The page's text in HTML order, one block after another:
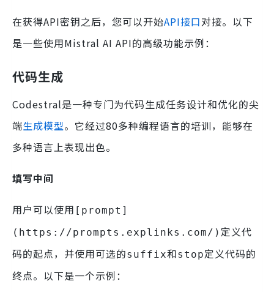
在获得API密钥之后，您可以开始API接口对接。以下
是一些使用Mistral AI API的高级功能示例：
代码生成
Codestral是一种专门为代码生成任务设计和优化的尖
端生成模型。它经过80多种编程语言的培训，能够在
多种语言上表现出色。
填写中间
用户可以使用 [prompt]
(https://prompts.explinks.com/) 定义代
码的起点，并使用可选的suffix和stop定义代码的
终点。以下是一个示例：